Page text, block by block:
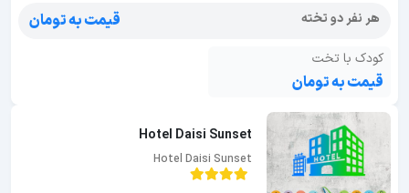
هر نفر دو تخته
قیمت به تومان
کودک با تخت
قیمت به تومان
Hotel Daisi Sunset
Hotel Daisi Sunset